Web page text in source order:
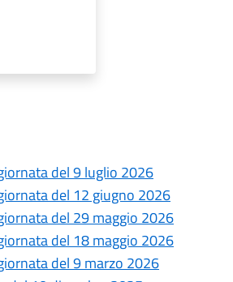
del 9 luglio 2026
del 12 giugno 2026
del 29 maggio 2026
del 18 maggio 2026
del 9 marzo 2026